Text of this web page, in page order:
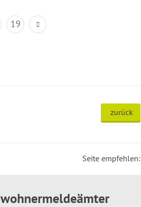
19
zurück
Seite empfehlen: